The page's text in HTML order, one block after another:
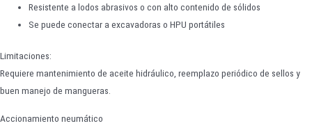
Resistente a lodos abrasivos o con alto contenido de sólidos
Se puede conectar a excavadoras o HPU portátiles
Limitaciones:
Requiere mantenimiento de aceite hidráulico, reemplazo periódico de sellos y
buen manejo de mangueras.
Accionamiento neumático